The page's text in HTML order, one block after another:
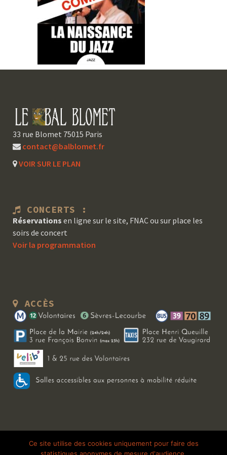
33 rue Blomet 75015 Paris
contact@balblomet.fr
VOIR SUR LE PLAN
CONCERTS :
Réservations en ligne sur le site, FNAC ou sur place les
soirs de concert
Voir la programmation
ACCÈS
Copyright 2026 Le Bal Blomet | Tous droits réservés | Mentions légales
Ce site utilise des cookies uniquement pour faire des